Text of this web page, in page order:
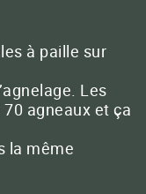
à paille sur
Les
agneaux et ça
la même